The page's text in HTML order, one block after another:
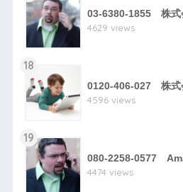
03-6380-1855 株式
4629 views
18
0120-406-027 株式
4596 views
19
080-2258-0577
4474 views